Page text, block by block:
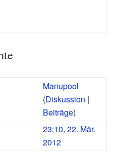
Manupool
(Diskussion |
Beiträge)
23:10, 22. Mär.
2012